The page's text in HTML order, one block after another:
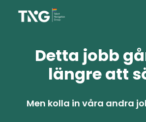
Detta jobb
längre att
Men kolla in våra andra